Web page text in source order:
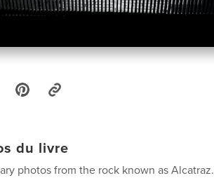
du livre
photos from the rock known as Alcatraz.